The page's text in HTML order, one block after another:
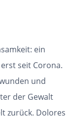
ein
seit Corona.
und
der Gewalt
zurück. Dolores